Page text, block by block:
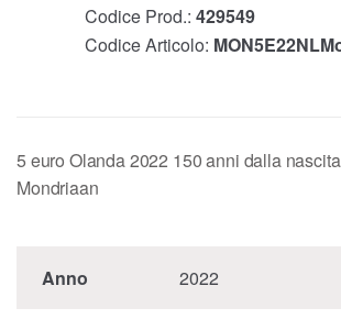
Codice Prod.: 429549
Codice Articolo:
5 euro Olanda 2022 150 anni dalla
Mondriaan
Anno 2022